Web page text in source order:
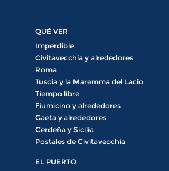
QUÉ VER
Imperdible
Civitavecchia y alrededores
Roma
Tuscia y la Maremma del Lacio
Tiempo libre
Fiumicino y alrededores
Gaeta y alrededores
Cerdeña y Sicilia
Postales de Civitavecchia
EL PUERTO